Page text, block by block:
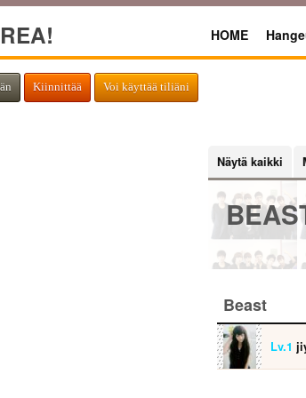
HOME
Kiinnittää Voi käyttää tiliäni
Näytä kaikki
Beast
Lv.1